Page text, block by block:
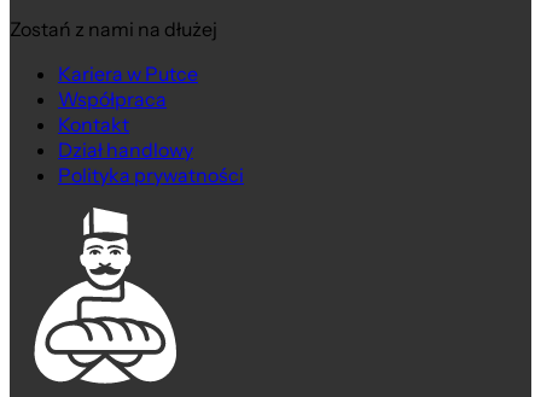
Zostań z nami na dłużej
Kariera w Putce
Współpraca
Kontakt
Dział handlowy
Polityka prywatności